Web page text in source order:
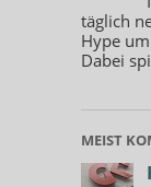
täglich
Hype
Dabei
MEIST